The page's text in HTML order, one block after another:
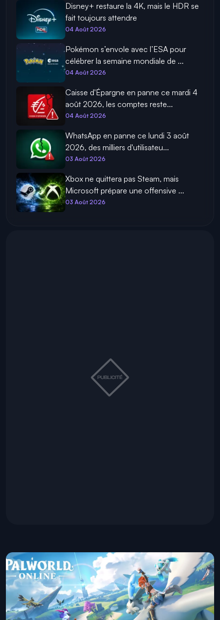
Disney+ restaure la 4K, mais le HDR se
fait toujours attendre
04 Août 2026
Pokémon s’envole avec l’ESA pour
célébrer la semaine mondiale de ...
04 Août 2026
Caisse d'Épargne en panne ce mardi 4
août 2026, les comptes reste...
04 Août 2026
WhatsApp en panne ce lundi 3 août
2026, des milliers d'utilisateu...
03 Août 2026
Xbox ne quittera pas Steam, mais
Microsoft prépare une offensive ...
03 Août 2026